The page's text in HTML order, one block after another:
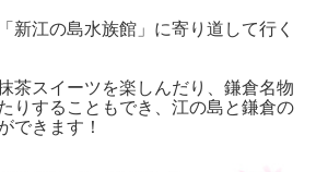
新江の島水族館」に寄り道して行く
茶スイーツを楽しんだり、鎌倉名物
りすることもでき、江の島と鎌倉の
できます！